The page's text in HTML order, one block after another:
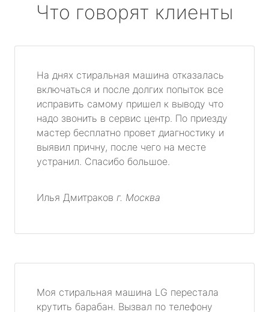
Что говорят клиенты
На днях стиральная машина отказалась
включаться и после долгих попыток все
исправить самому пришел к выводу что
надо звонить в сервис центр. По приезду
мастер бесплатно провет диагностику и
выявил причну, после чего на месте
устранил. Спасибо большое.
Илья Дмитраков г. Москва
Моя стиральная машина LG перестала
крутить барабан. Вызвал по телефону